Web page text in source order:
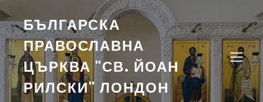
БЪЛГАРСКА
ПРАВОСЛАВНА
ЦЪРКВА "СВ. ЙОАН
РИЛСКИ" ЛОНДОН